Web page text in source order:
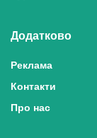
Додатково
Реклама
Контакти
Про нас